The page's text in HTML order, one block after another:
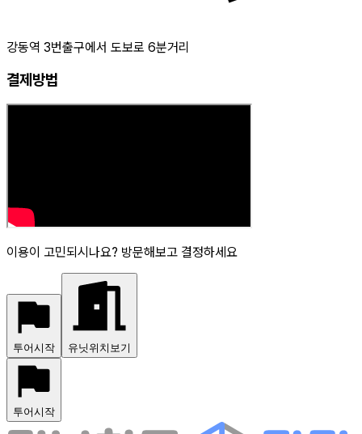
강동역 3번출구에서 도보로 6분거리
결제방법
이용이 고민되시나요? 방문해보고 결정하세요
투어시작 유닛위치보기
투어시작